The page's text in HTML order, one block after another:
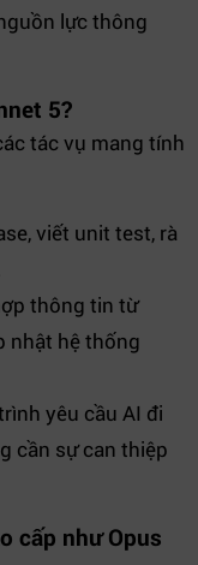
lực thông
5?
tác vụ mang tính
viết unit test, rà
thông tin từ
nhật hệ thống
yêu cầu AI đi
cần sự can thiệp
cấp như Opus